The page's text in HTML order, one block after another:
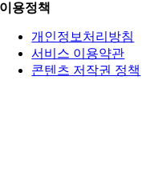
이용정책
개인정보처리방침
서비스 이용약관
콘텐츠 저작권 정책